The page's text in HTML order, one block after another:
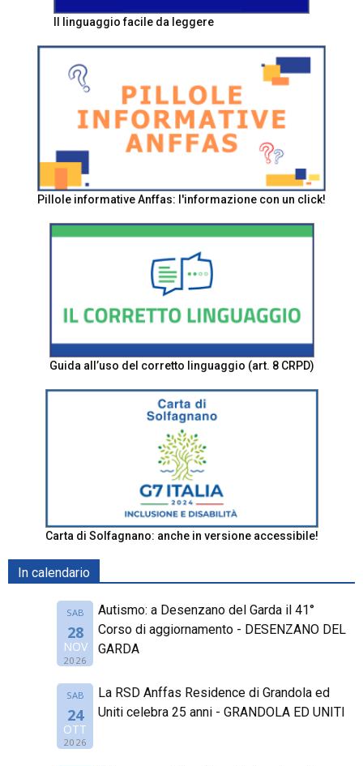
Il linguaggio facile da leggere
Pillole informative Anffas: l'informazione con un click!
Guida all’uso del corretto linguaggio (art. 8 CRPD)
Carta di Solfagnano: anche in versione accessibile!
In calendario
SAB
28
NOV
2026
Autismo: a Desenzano del Garda il 41°
Corso di aggiornamento - DESENZANO DEL
GARDA
SAB
24
OTT
2026
La RSD Anffas Residence di Grandola ed
Uniti celebra 25 anni - GRANDOLA ED UNITI